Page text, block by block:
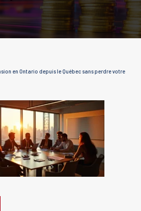
en Ontario depuis le Québec sans perdre votre